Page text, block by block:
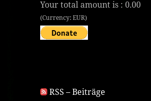
Your total amount is :0.00
(Currency: EUR)
RSS – Beiträge